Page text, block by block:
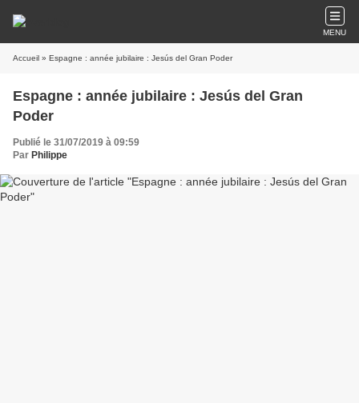
MENU
Accueil » Espagne : année jubilaire : Jesús del Gran Poder
Espagne : année jubilaire : Jesús del Gran
Poder
Publié le 31/07/2019 à 09:59
Par Philippe